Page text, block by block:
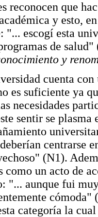
reconocen que
y esto,
"... escogí esta
de
y
cuenta
es suficiente ya
necesidades
sentir se
centrarse
(N1).
como un acto de
"... aunque fui
cómoda"
categoría la